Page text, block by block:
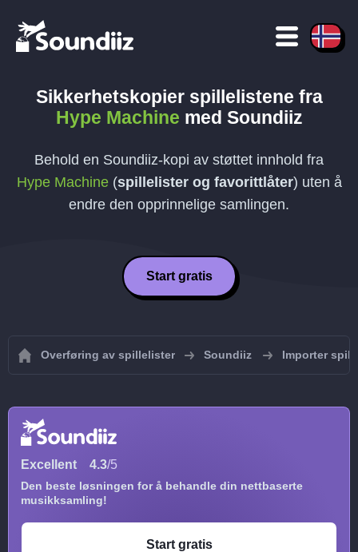
Sikkerhetskopier spillelistene fra
Hype Machine med Soundiiz
Behold en Soundiiz-kopi av støttet innhold fra
Hype Machine(spillelister og favorittlåter) uten å
endre den opprinnelige samlingen.
Start gratis
Overføring av spillelister Soundiiz Importer
Excellent 4.3/5
Den beste løsningen for å behandle din nettbaserte
musikksamling!
Start gratis